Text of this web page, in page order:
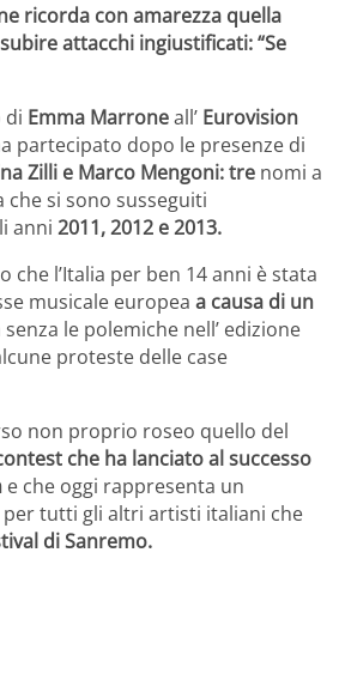
ricorda con amarezza quella
attacchi ingiustificati: “Se
di Emma Marroneall’ Eurovision
partecipato dopo le presenze di
Zilli e Marco Mengoni: tre nomi a
che si sono susseguiti
anni 2011, 2012 e 2013.
che l’Italia per ben 14 anni è stata
musicale europea a causa di un
le polemiche nell’ edizione
proteste delle case
non proprio roseo quello del
che ha lanciato al successo
e che oggi rappresenta un
tutti gli altri artisti italiani che
di Sanremo.